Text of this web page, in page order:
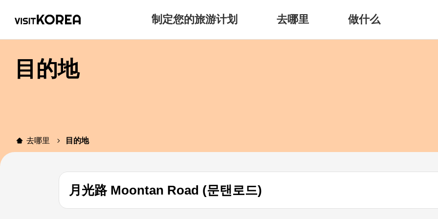
制定您的旅游计划 去哪里 做什么
目的地
去哪里 目的地
月光路 Moontan Road (문탠로드)